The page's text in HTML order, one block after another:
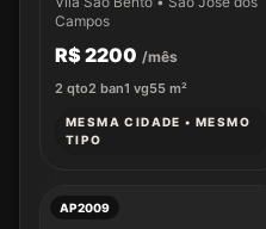
Campos
R$ 2200 /mês
2 qto2 ban1 vg55 m²
MESMA CIDADE • MESMO
TIPO
AP2009